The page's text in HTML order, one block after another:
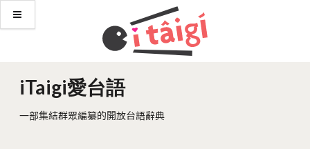
iTaigi愛台語
一部集結群眾編纂的開放台語辭典